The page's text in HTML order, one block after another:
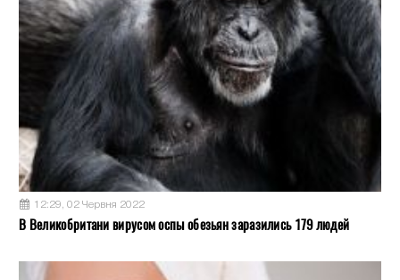
12:29, 02 Червня 2022
В Великобритани вирусом оспы обезьян заразились 179 людей